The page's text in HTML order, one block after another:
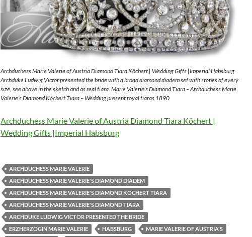
Archduchess Marie Valerie of Austria Diamond Tiara Köchert | Wedding Gifts |Imperial Habsburg
Archduke Ludwig Victor presented the bride with a broad diamond diadem set with stones of every
size, see above in the sketch and as real tiara. Marie Valerie’s Diamond Tiara – Archduchess Marie
Valerie’s Diamond Köchert Tiara – Wedding present royal tiaras 1890
Archduchess Marie Valerie of Austria Diamond Tiara Köchert |
Wedding Gifts |Imperial Habsburg
ARCHDUCHESS MARIE VALERIE
ARCHDUCHESS MARIE VALERIE'S DIAMOND DIADEM
ARCHDUCHESS MARIE VALERIE'S DIAMOND KÖCHERT TIARA
ARCHDUCHESS MARIE VALERIE'S DIAMOND TIARA
ARCHDUKE LUDWIG VICTOR PRESENTED THE BRIDE
ERZHERZOGIN MARIE VALERIE
HABSBURG
MARIE VALERIE OF AUSTRIA'S